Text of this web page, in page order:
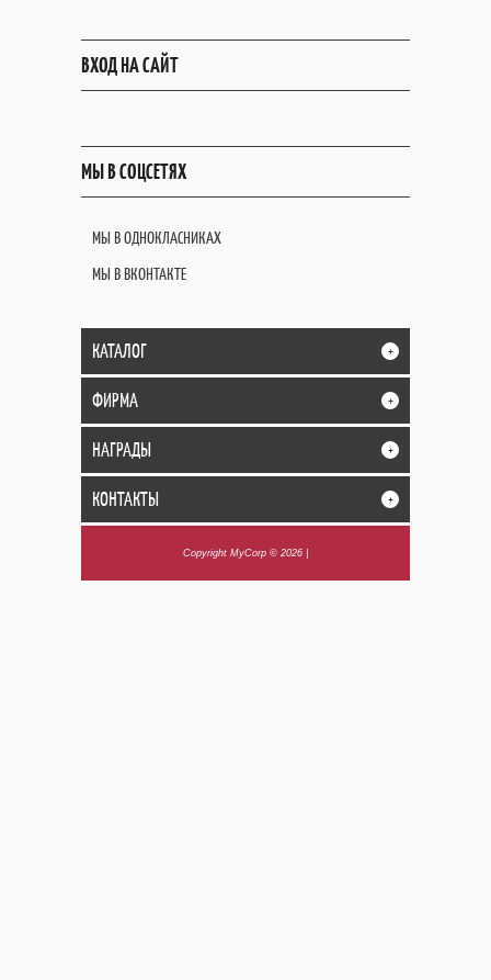
ВХОД НА САЙТ
МЫ В СОЦСЕТЯХ
МЫ В ОДНОКЛАСНИКАХ
МЫ В ВКОНТАКТЕ
КАТАЛОГ +
ФИРМА +
НАГРАДЫ +
КОНТАКТЫ +
Copyright MyCorp © 2026